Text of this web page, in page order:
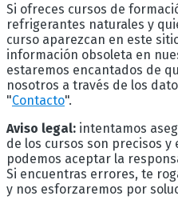
Si ofreces cursos de
refrigerantes naturales y
curso aparezcan en este
información obsoleta en
estaremos encantados de
nosotros a través de los
"Contacto".
Aviso legal: intentamos
de los cursos son precisos
podemos aceptar la
Si encuentras errores, te
y nos esforzaremos por